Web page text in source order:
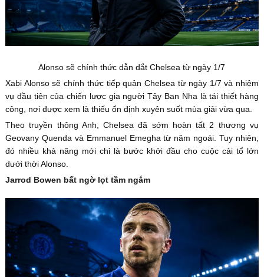
Alonso sẽ chính thức dẫn dắt Chelsea từ ngày 1/7
Xabi Alonso sẽ chính thức tiếp quản Chelsea từ ngày 1/7 và nhiệm
vụ đầu tiên của chiến lược gia người Tây Ban Nha là tái thiết hàng
công, nơi được xem là thiếu ổn định xuyên suốt mùa giải vừa qua.
Theo truyền thông Anh, Chelsea đã sớm hoàn tất 2 thương vụ
Geovany Quenda và Emmanuel Emegha từ năm ngoái. Tuy nhiên,
đó nhiều khả năng mới chỉ là bước khởi đầu cho cuộc cải tổ lớn
dưới thời Alonso.
Jarrod Bowen bất ngờ lọt tầm ngắm